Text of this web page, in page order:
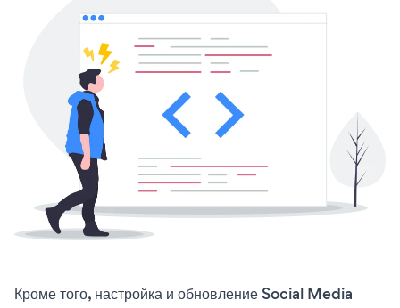
Кроме того, настройка и обновление Social Media